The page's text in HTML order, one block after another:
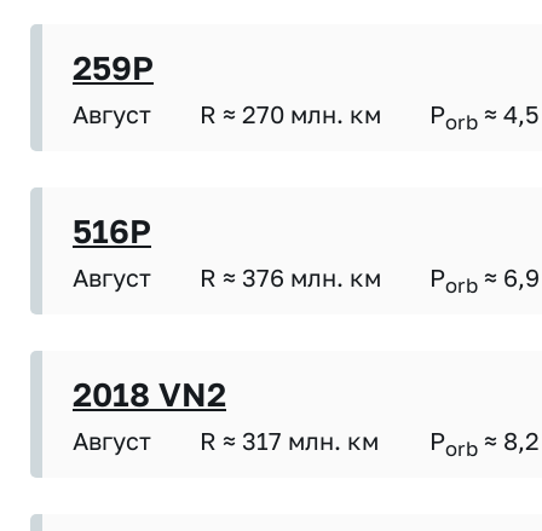
259P
Август R ≈ 270 млн. км Porb ≈ 4,5
516P
Август R ≈ 376 млн. км Porb ≈ 6,9
2018 VN2
Август R ≈ 317 млн. км Porb ≈ 8,2